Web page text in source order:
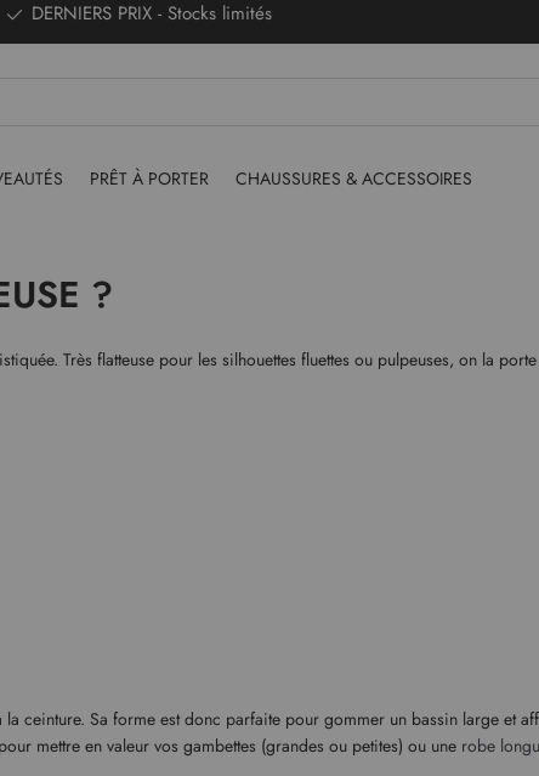
DERNIERS PRIX - Stocks limités
PRÊT À PORTER CHAUSSURES & ACCESSOIRES
?
Très flatteuse pour les silhouettes fluettes ou pulpeuses, on la
ceinture. Sa forme est donc parfaite pour gommer un bassin large et
mettre en valeur vos gambettes (grandes ou petites) ou une robe